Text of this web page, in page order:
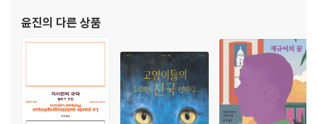
로스의 눈물』, 알로이지우스
윤진의 다른 상품